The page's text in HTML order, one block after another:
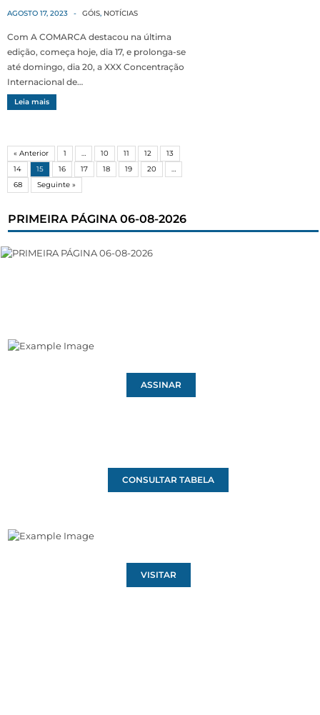
AGOSTO 17, 2023 - GÓIS, NOTÍCIAS
Com A COMARCA destacou na última
edição, começa hoje, dia 17, e prolonga-se
até domingo, dia 20, a XXX Concentração
Internacional de…
Leia mais
« Anterior 1 … 10 11 12
13
14
15 16 17 18 19 20
…
68
Seguinte »
PRIMEIRA PÁGINA 06-08-2026
ASSINAR
CONSULTAR TABELA
VISITAR